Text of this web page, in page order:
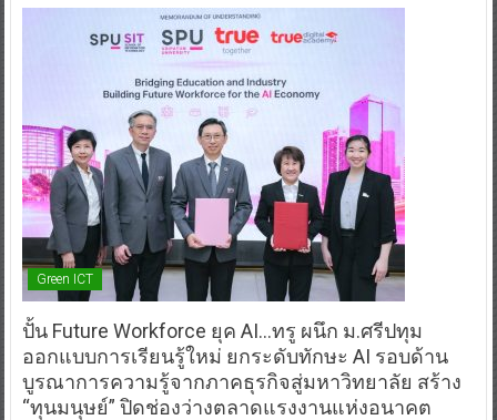
Green ICT
ปั้น Future Workforce ยุค AI…ทรู ผนึก ม.ศรีปทุม
ออกแบบการเรียนรู้ใหม่ ยกระดับทักษะ AI รอบด้าน
บูรณาการความรู้จากภาคธุรกิจสู่มหาวิทยาลัย สร้าง
“ทุนมนุษย์” ปิดช่องว่างตลาดแรงงานแห่งอนาคต